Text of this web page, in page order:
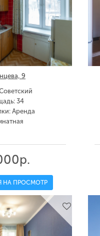
9
34
Аренда
НА ПРОСМОТР